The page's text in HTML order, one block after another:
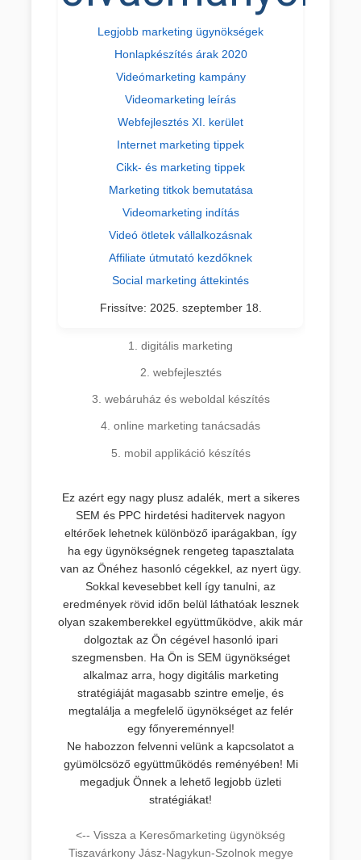
Legjobb marketing ügynökségek
Honlapkészítés árak 2020
Videómarketing kampány
Videomarketing leírás
Webfejlesztés XI. kerület
Internet marketing tippek
Cikk- és marketing tippek
Marketing titkok bemutatása
Videomarketing indítás
Videó ötletek vállalkozásnak
Affiliate útmutató kezdőknek
Social marketing áttekintés
Frissítve: 2025. szeptember 18.
1. digitális marketing
2. webfejlesztés
3. webáruház és weboldal készítés
4. online marketing tanácsadás
5. mobil applikáció készítés
Ez azért egy nagy plusz adalék, mert a sikeres
SEM és PPC hirdetési haditervek nagyon
eltérőek lehetnek különböző iparágakban, így
ha egy ügynökségnek rengeteg tapasztalata
van az Önéhez hasonló cégekkel, az nyert ügy.
Sokkal kevesebbet kell így tanulni, az
eredmények rövid időn belül láthatóak lesznek
olyan szakemberekkel együttműködve, akik már
dolgoztak az Ön cégével hasonló ipari
szegmensben. Ha Ön is SEM ügynökséget
alkalmaz arra, hogy digitális marketing
stratégiáját magasabb szintre emelje, és
megtalálja a megfelelő ügynökséget az felér
egy főnyereménnyel!
Ne habozzon felvenni velünk a kapcsolatot a
gyümölcsöző együttműködés reményében! Mi
megadjuk Önnek a lehető legjobb üzleti
stratégiákat!
<-- Vissza a Keresőmarketing ügynökség
Tiszavárkony Jász-Nagykun-Szolnok megye